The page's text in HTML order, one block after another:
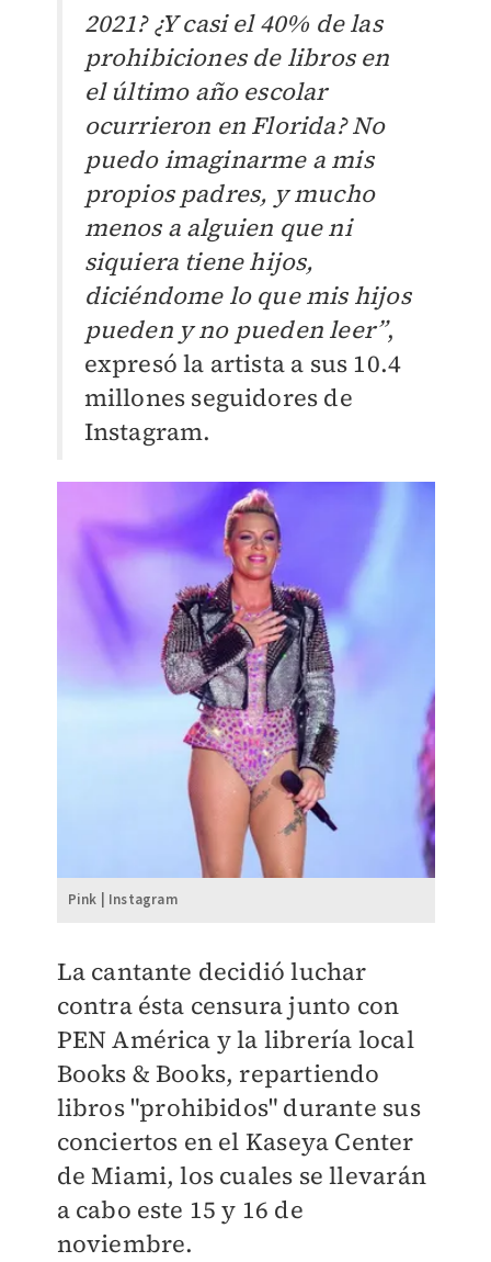
2021? ¿Y casi el 40% de las
prohibiciones de libros en
el último año escolar
ocurrieron en Florida? No
puedo imaginarme a mis
propios padres, y mucho
menos a alguien que ni
siquiera tiene hijos,
diciéndome lo que mis hijos
pueden y no pueden leer”,
expresó la artista a sus 10.4
millones seguidores de
Instagram.
Pink | Instagram
La cantante decidió luchar
contra ésta censura junto con
PEN América y la librería local
Books & Books, repartiendo
libros "prohibidos" durante sus
conciertos en el Kaseya Center
de Miami, los cuales se llevarán
a cabo este 15 y 16 de
noviembre.